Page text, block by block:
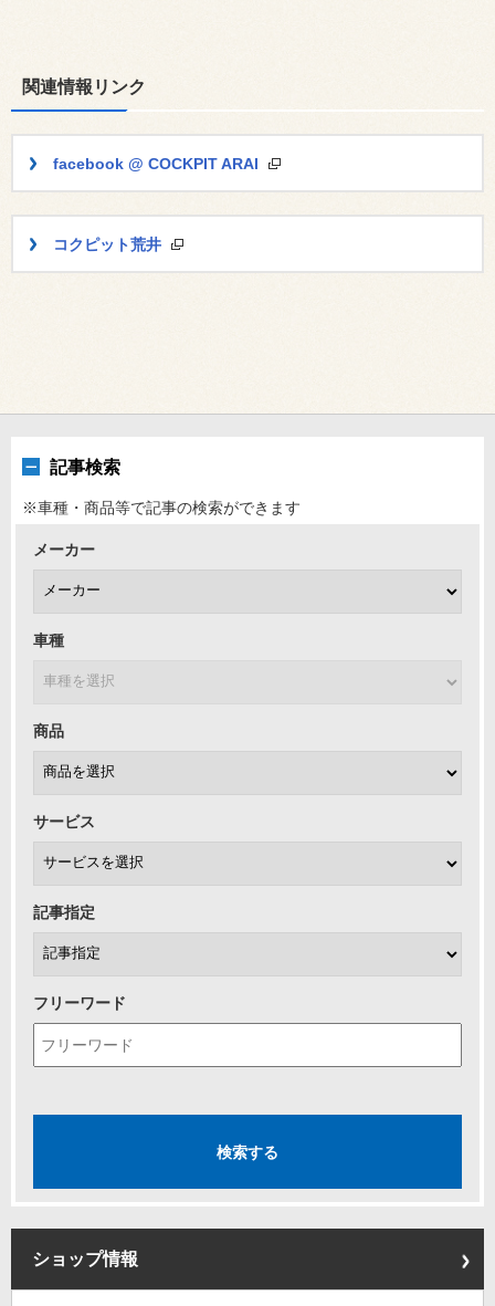
関連情報リンク
facebook @ COCKPIT ARAI
コクピット荒井
記事検索
※車種・商品等で記事の検索ができます
メーカー
車種
商品
サービス
記事指定
フリーワード
ショップ情報